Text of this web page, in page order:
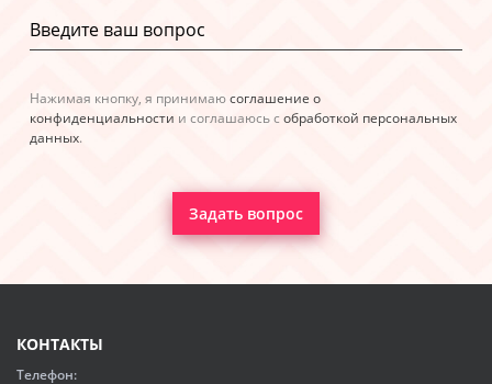
Нажимая кнопку, я принимаюсоглашение о
конфиденциальности и соглашаюсь с обработкой персональных
данных.
Задать вопрос
КОНТАКТЫ
Телефон: